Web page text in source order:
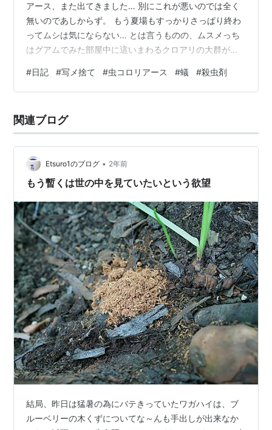
アース、また出てきました… 別にこれが悪いのでは全く
無いのであしからず。 もう夏場もすっかりさっぱり終わ
ってムシは気にならない… とは言うものの、ムスメっち
はグアムでみた部屋中に這いまわるクロアリの大群がト
マンションの５階、アリもＧもあまり気にならないので
す。夏場も過ぎて、別に甘いものも放置していないし…
の多少残っているのが出てきてしっかり処分で、今日の
モノ！ とにかく何より清潔を心がけて、放置しないこと
#日記 #写メ捨て #虫コロリアース #蟻 #殺虫剤
関連ブログ
Etsuro1のブログ • 2年前
もう暫くは世の中を見ていたいという欲望
結局、昨日は猛暑の為にバテきっていたワガハイは、ブ
ルーベリーの木くずについてな～んも手出しが出来なか